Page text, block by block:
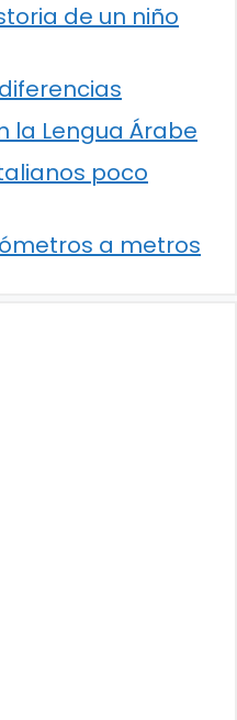
de un niño
la Lengua Árabe
poco
a metros